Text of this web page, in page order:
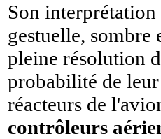
Son
gestuelle,
pleine résolution
probabilité de leur
réacteurs de
contrôleurs